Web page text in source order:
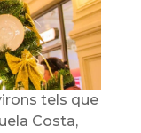
tels que
Costa,